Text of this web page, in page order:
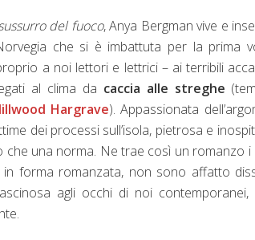
del fuoco, Anya Bergman vive e
che si è imbattuta per la prima
a noi lettori e lettrici – ai terribili
al clima da caccia alle streghe
Hargrave). Appassionata
dei processi sull’isola, pietrosa e
che una norma. Ne trae così un romanzo
forma romanzata, non sono affatto
agli occhi di noi